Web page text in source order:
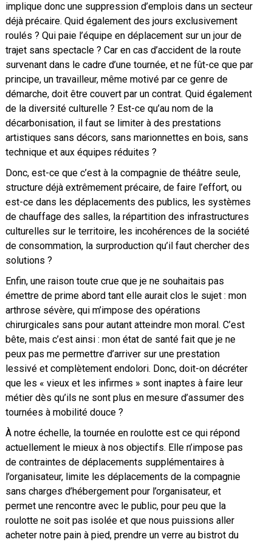
implique donc une suppression d’emplois dans un secteur
déjà précaire. Quid également des jours exclusivement
roulés ? Qui paie l’équipe en déplacement sur un jour de
trajet sans spectacle ? Car en cas d’accident de la route
survenant dans le cadre d’une tournée, et ne fût-ce que par
principe, un travailleur, même motivé par ce genre de
démarche, doit être couvert par un contrat. Quid également
de la diversité culturelle ? Est-ce qu’au nom de la
décarbonisation, il faut se limiter à des prestations
artistiques sans décors, sans marionnettes en bois, sans
technique et aux équipes réduites ?
Donc, est-ce que c’est à la compagnie de théâtre seule,
structure déjà extrêmement précaire, de faire l’effort, ou
est-ce dans les déplacements des publics, les systèmes
de chauffage des salles, la répartition des infrastructures
culturelles sur le territoire, les incohérences de la société
de consommation, la surproduction qu’il faut chercher des
solutions ?
Enfin, une raison toute crue que je ne souhaitais pas
émettre de prime abord tant elle aurait clos le sujet : mon
arthrose sévère, qui m’impose des opérations
chirurgicales sans pour autant atteindre mon moral. C’est
bête, mais c’est ainsi : mon état de santé fait que je ne
peux pas me permettre d’arriver sur une prestation
lessivé et complètement endolori. Donc, doit-on décréter
que les « vieux et les infirmes » sont inaptes à faire leur
métier dès qu’ils ne sont plus en mesure d’assumer des
tournées à mobilité douce ?
À notre échelle, la tournée en roulotte est ce qui répond
actuellement le mieux à nos objectifs. Elle n’impose pas
de contraintes de déplacements supplémentaires à
l’organisateur, limite les déplacements de la compagnie
sans charges d’hébergement pour l’organisateur, et
permet une rencontre avec le public, pour peu que la
roulotte ne soit pas isolée et que nous puissions aller
acheter notre pain à pied, prendre un verre au bistrot du